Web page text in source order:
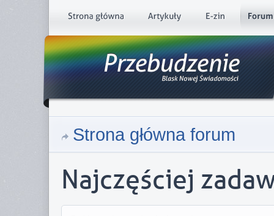
Strona główna forum
Najczęściej